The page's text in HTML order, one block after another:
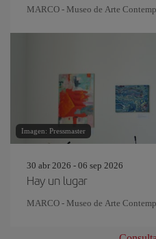
MARCO - Museo de Arte
Imagen: Pressmaster
30 abr 2026 - 06 sep 2026
Hay un lugar
MARCO - Museo de Arte